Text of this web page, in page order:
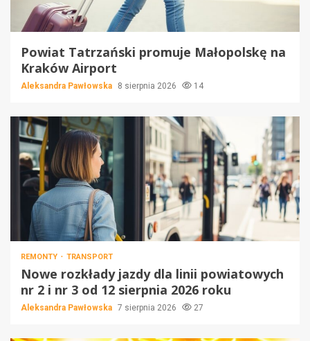
Powiat Tatrzański promuje Małopolskę na
Kraków Airport
Aleksandra Pawłowska 8 sierpnia 2026 14
REMONTY TRANSPORT
Nowe rozkłady jazdy dla linii powiatowych
nr 2 i nr 3 od 12 sierpnia 2026 roku
Aleksandra Pawłowska 7 sierpnia 2026 27